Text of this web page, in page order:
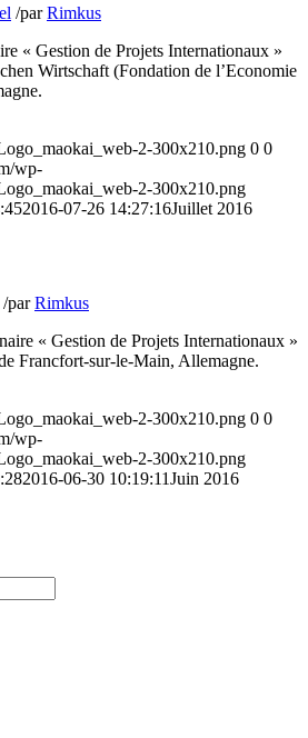
/parRimkus
« Gestion de Projets Internationaux »
Wirtschaft (Fondation de l’Economie
2-300x210.png 0 0
wp-
2-300x210.png
2016-07-26 14:27:16Juillet 2016
/parRimkus
« Gestion de Projets Internationaux »
Francfort-sur-le-Main, Allemagne.
2-300x210.png 0 0
wp-
2-300x210.png
2016-06-30 10:19:11Juin 2016